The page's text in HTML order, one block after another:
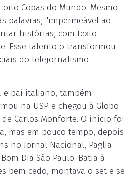
Copas do Mundo. Mesmo
palavras, "impermeável ao
histórias, com texto
Esse talento o transformou
do telejornalismo
e pai italiano, também
na USP e chegou à Globo
Carlos Monforte. O início foi
mas em pouco tempo, depois
no Jornal Nacional, Paglia
Dia São Paulo. Batia à
bem cedo, montava o set e se